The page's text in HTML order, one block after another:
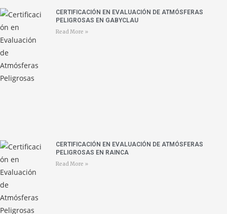
CERTIFICACIÓN EN EVALUACIÓN DE ATMÓSFERAS
PELIGROSAS EN GABYCLAU
Read More »
CERTIFICACIÓN EN EVALUACIÓN DE ATMÓSFERAS
PELIGROSAS EN RAINCA
Read More »